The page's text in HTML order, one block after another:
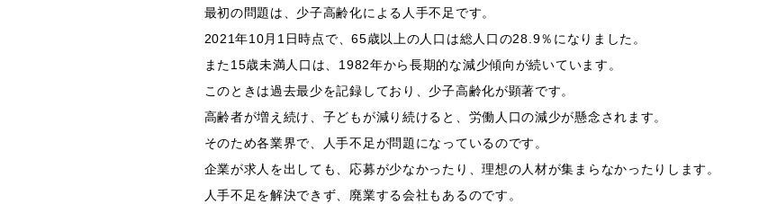
最初の問題は、少子高齢化による人手不足です。
2021年10月1日時点で、65歳以上の人口は総人口の28.9％になりました。
また15歳未満人口は、1982年から長期的な減少傾向が続いています。
このときは過去最少を記録しており、少子高齢化が顕著です。
高齢者が増え続け、子どもが減り続けると、労働人口の減少が懸念されます。
そのため各業界で、人手不足が問題になっているのです。
企業が求人を出しても、応募が少なかったり、理想の人材が集まらなかったりします。
人手不足を解決できず、廃業する会社もあるのです。